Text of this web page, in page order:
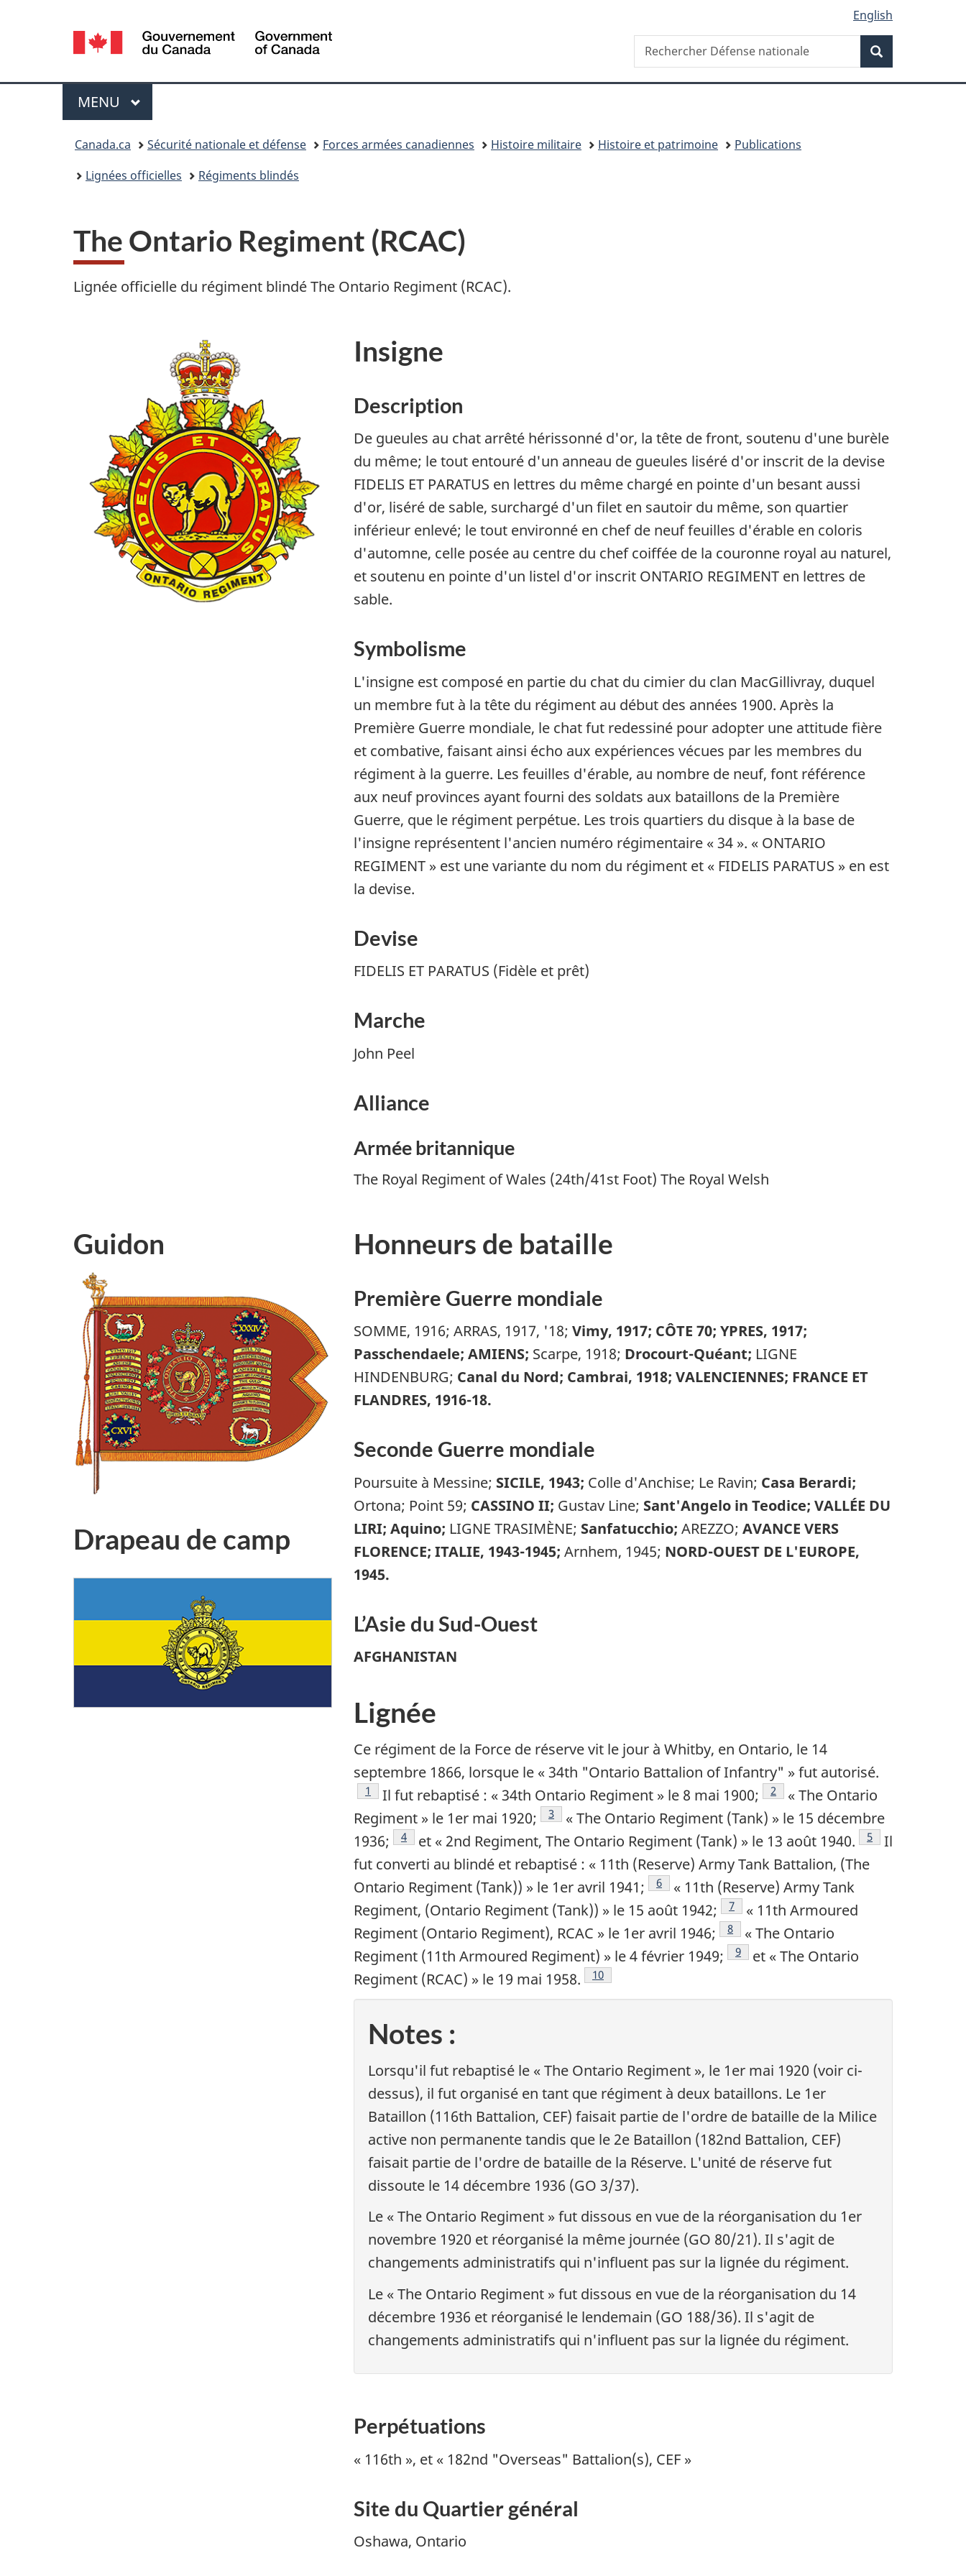
sujet
HTML
Sélection
de
la
langue
English
Canada
Recherche
Rechercher
Défense
Menu
MENU PRINCIPAL
Canada.ca Sécurité nationale et défense Forces armées canadiennes Histoire militaire Histoire et patrimoine
Publications
Lignées officielles
Régiments blindés
The Ontario Regiment (RCAC)
Lignée officielle du régiment blindéThe Ontario Regiment (RCAC).
Insigne
Description
De gueules au chat arrêté hérissonné d'or, la tête de front, soutenu d'une burèle
du même; le tout entouré d'un anneau de gueules liséré d'or inscrit de la devise
FIDELIS ET PARATUS en lettres du même chargé en pointe d'un besant aussi
d'or, liséré de sable, surchargé d'un filet en sautoir du même, son quartier
inférieur enlevé; le tout environné en chef de neuf feuilles d'érable en coloris
d'automne, celle posée au centre du chef coiffée de la couronne royal au naturel,
et soutenu en pointe d'un listel d'or inscrit ONTARIO REGIMENT en lettres de
sable.
Symbolisme
L'insigne est composé en partie du chat du cimier du clan MacGillivray, duquel
un membre fut à la tête du régiment au début des années 1900. Après la
Première Guerre mondiale, le chat fut redessiné pour adopter une attitude fière
et combative, faisant ainsi écho aux expériences vécues par les membres du
régiment à la guerre. Les feuilles d'érable, au nombre de neuf, font référence
aux neuf provinces ayant fourni des soldats aux bataillons de la Première
Guerre, que le régiment perpétue. Les trois quartiers du disque à la base de
l'insigne représentent l'ancien numéro régimentaire « 34 ». « ONTARIO
REGIMENT » est une variante du nom du régiment et « FIDELIS PARATUS » en est
la devise.
Devise
FIDELIS ET PARATUS (Fidèle et prêt)
Marche
John Peel
Alliance
Armée britannique
The Royal Regiment of Wales (24th/41st Foot) The Royal Welsh
Guidon
Drapeau de camp
Honneurs de bataille
Première Guerre mondiale
SOMME, 1916; ARRAS, 1917, '18; Vimy, 1917; CÔTE 70; YPRES, 1917;
Passchendaele; AMIENS; Scarpe, 1918; Drocourt-Quéant; LIGNE
HINDENBURG; Canal du Nord; Cambrai, 1918; VALENCIENNES; FRANCE ET
FLANDRES, 1916-18.
Seconde Guerre mondiale
Poursuite à Messine; SICILE, 1943; Colle d'Anchise; Le Ravin; Casa Berardi;
Ortona; Point 59; CASSINO II; Gustav Line; Sant'Angelo in Teodice; VALLÉE DU
LIRI; Aquino; LIGNE TRASIMÈNE; Sanfatucchio; AREZZO; AVANCE VERS
FLORENCE; ITALIE, 1943-1945; Arnhem, 1945; NORD-OUEST DE L'EUROPE,
1945.
L’Asie du Sud-Ouest
AFGHANISTAN
Lignée
Ce régiment de la Force de réserve vit le jour à Whitby, en Ontario, le 14
septembre 1866, lorsque le «34th "Ontario Battalion of Infantry" » fut autorisé.
Note de bas de page
1 Il fut rebaptisé : «34th Ontario Regiment » le 8 mai 1900; Note de bas de page
2 «The Ontario
Regiment » le 1er mai 1920; Note de bas de page
3 «The Ontario Regiment (Tank) » le 15 décembre
1936;
Note de bas de page
4 et « 2nd Regiment, The Ontario Regiment (Tank) » le 13 août 1940. Note de bas de
5
Il
fut converti au blindé et rebaptisé : « 11th (Reserve) Army Tank Battalion, (The
Ontario Regiment (Tank)) » le 1er avril 1941; Note de bas de page
6 « 11th (Reserve) Army Tank
Regiment, (Ontario Regiment (Tank)) » le 15 août 1942; Note de bas de page
7 « 11th Armoured
Regiment (Ontario Regiment), RCAC » le 1er avril 1946; Note de bas de page
8 «The Ontario
Regiment (11th Armoured Regiment) » le 4 février 1949; Note de bas de page
9 et «The Ontario
Regiment (RCAC) » le 19 mai 1958. Note de bas de page
10
Notes :
Lorsqu'il fut rebaptisé le «The Ontario Regiment », le 1er mai 1920 (voir ci-
dessus), il fut organisé en tant que régiment à deux bataillons. Le 1er
Bataillon (116th Battalion, CEF) faisait partie de l'ordre de bataille de la Milice
active non permanente tandis que le 2e Bataillon (182nd Battalion, CEF)
faisait partie de l'ordre de bataille de la Réserve. L'unité de réserve fut
dissoute le 14 décembre 1936 (GO 3/37).
Le «The Ontario Regiment » fut dissous en vue de la réorganisation du 1er
novembre 1920 et réorganisé la même journée (GO 80/21). Il s'agit de
changements administratifs qui n'influent pas sur la lignée du régiment.
Le «The Ontario Regiment » fut dissous en vue de la réorganisation du 14
décembre 1936 et réorganisé le lendemain (GO 188/36). Il s'agit de
changements administratifs qui n'influent pas sur la lignée du régiment.
Perpétuations
« 116th », et « 182nd "Overseas" Battalion(s), CEF »
Site du Quartier général
Oshawa, Ontario